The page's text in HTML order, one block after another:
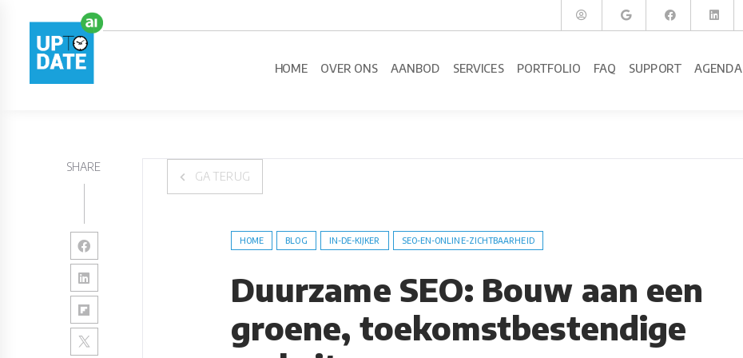
HOME OVER ONS AANBOD SERVICES PORTFOLIO FAQ SUPPORT AGENDA
SHARE
GA TERUG
HOME BLOG IN-DE-KIJKER SEO-EN-ONLINE-ZICHTBAARHEID
Duurzame SEO: Bouw aan een
groene, toekomstbestendige